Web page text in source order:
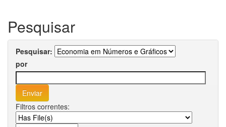
Pesquisar
Pesquisar:
por
Filtros correntes: